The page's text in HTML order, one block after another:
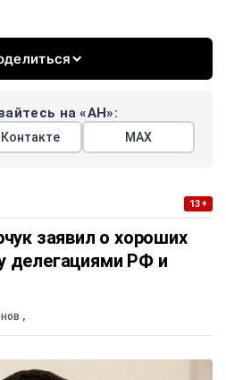
на «АН»:
МАХ
13+
заявил о хороших
делегациями РФ и
,